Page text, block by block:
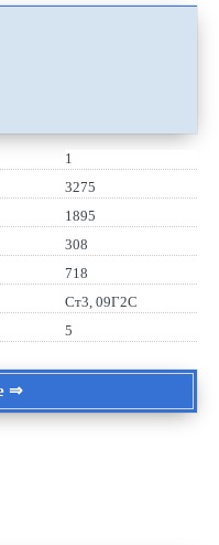
1
3275
1895
308
718
Ст3, 09Г2С
5
⇒